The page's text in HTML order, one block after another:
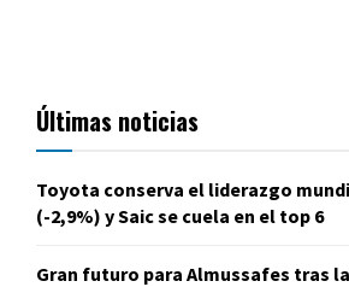
Últimas noticias
Toyota conserva el liderazgo
(-2,9%) y Saic se cuela en el top 6
Gran futuro para Almussafes tras